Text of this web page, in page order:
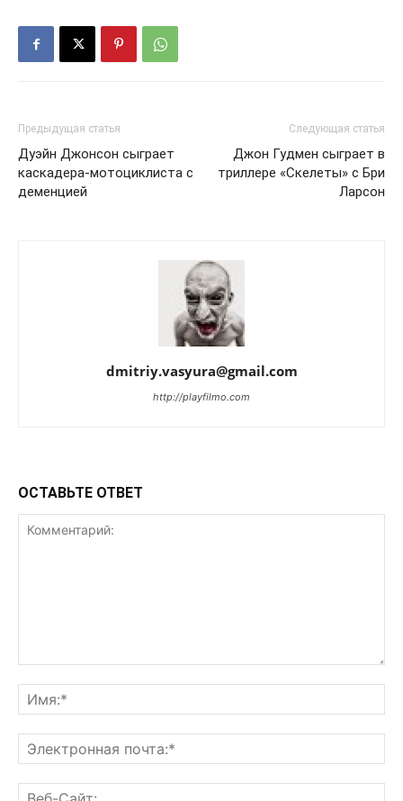
Предыдущая статья
Дуэйн Джонсон сыграет
каскадера-мотоциклиста с
деменцией
Следующая статья
Джон Гудмен сыграет в
триллере «Скелеты» с Бри
Ларсон
dmitriy.vasyura@gmail.com
http://playfilmo.com
ОСТАВЬТЕ ОТВЕТ